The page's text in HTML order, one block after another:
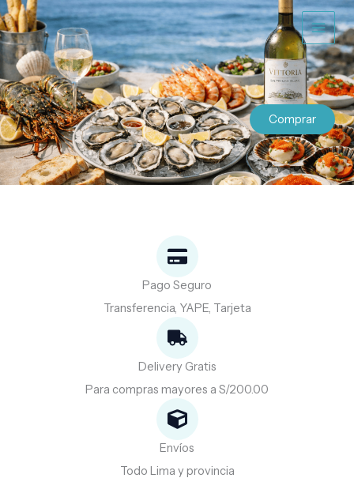
al
contenido
Comprar
Pago Seguro
Transferencia, YAPE, Tarjeta
Delivery Gratis
Para compras mayores a S/200.00
Envíos
Todo Lima y provincia